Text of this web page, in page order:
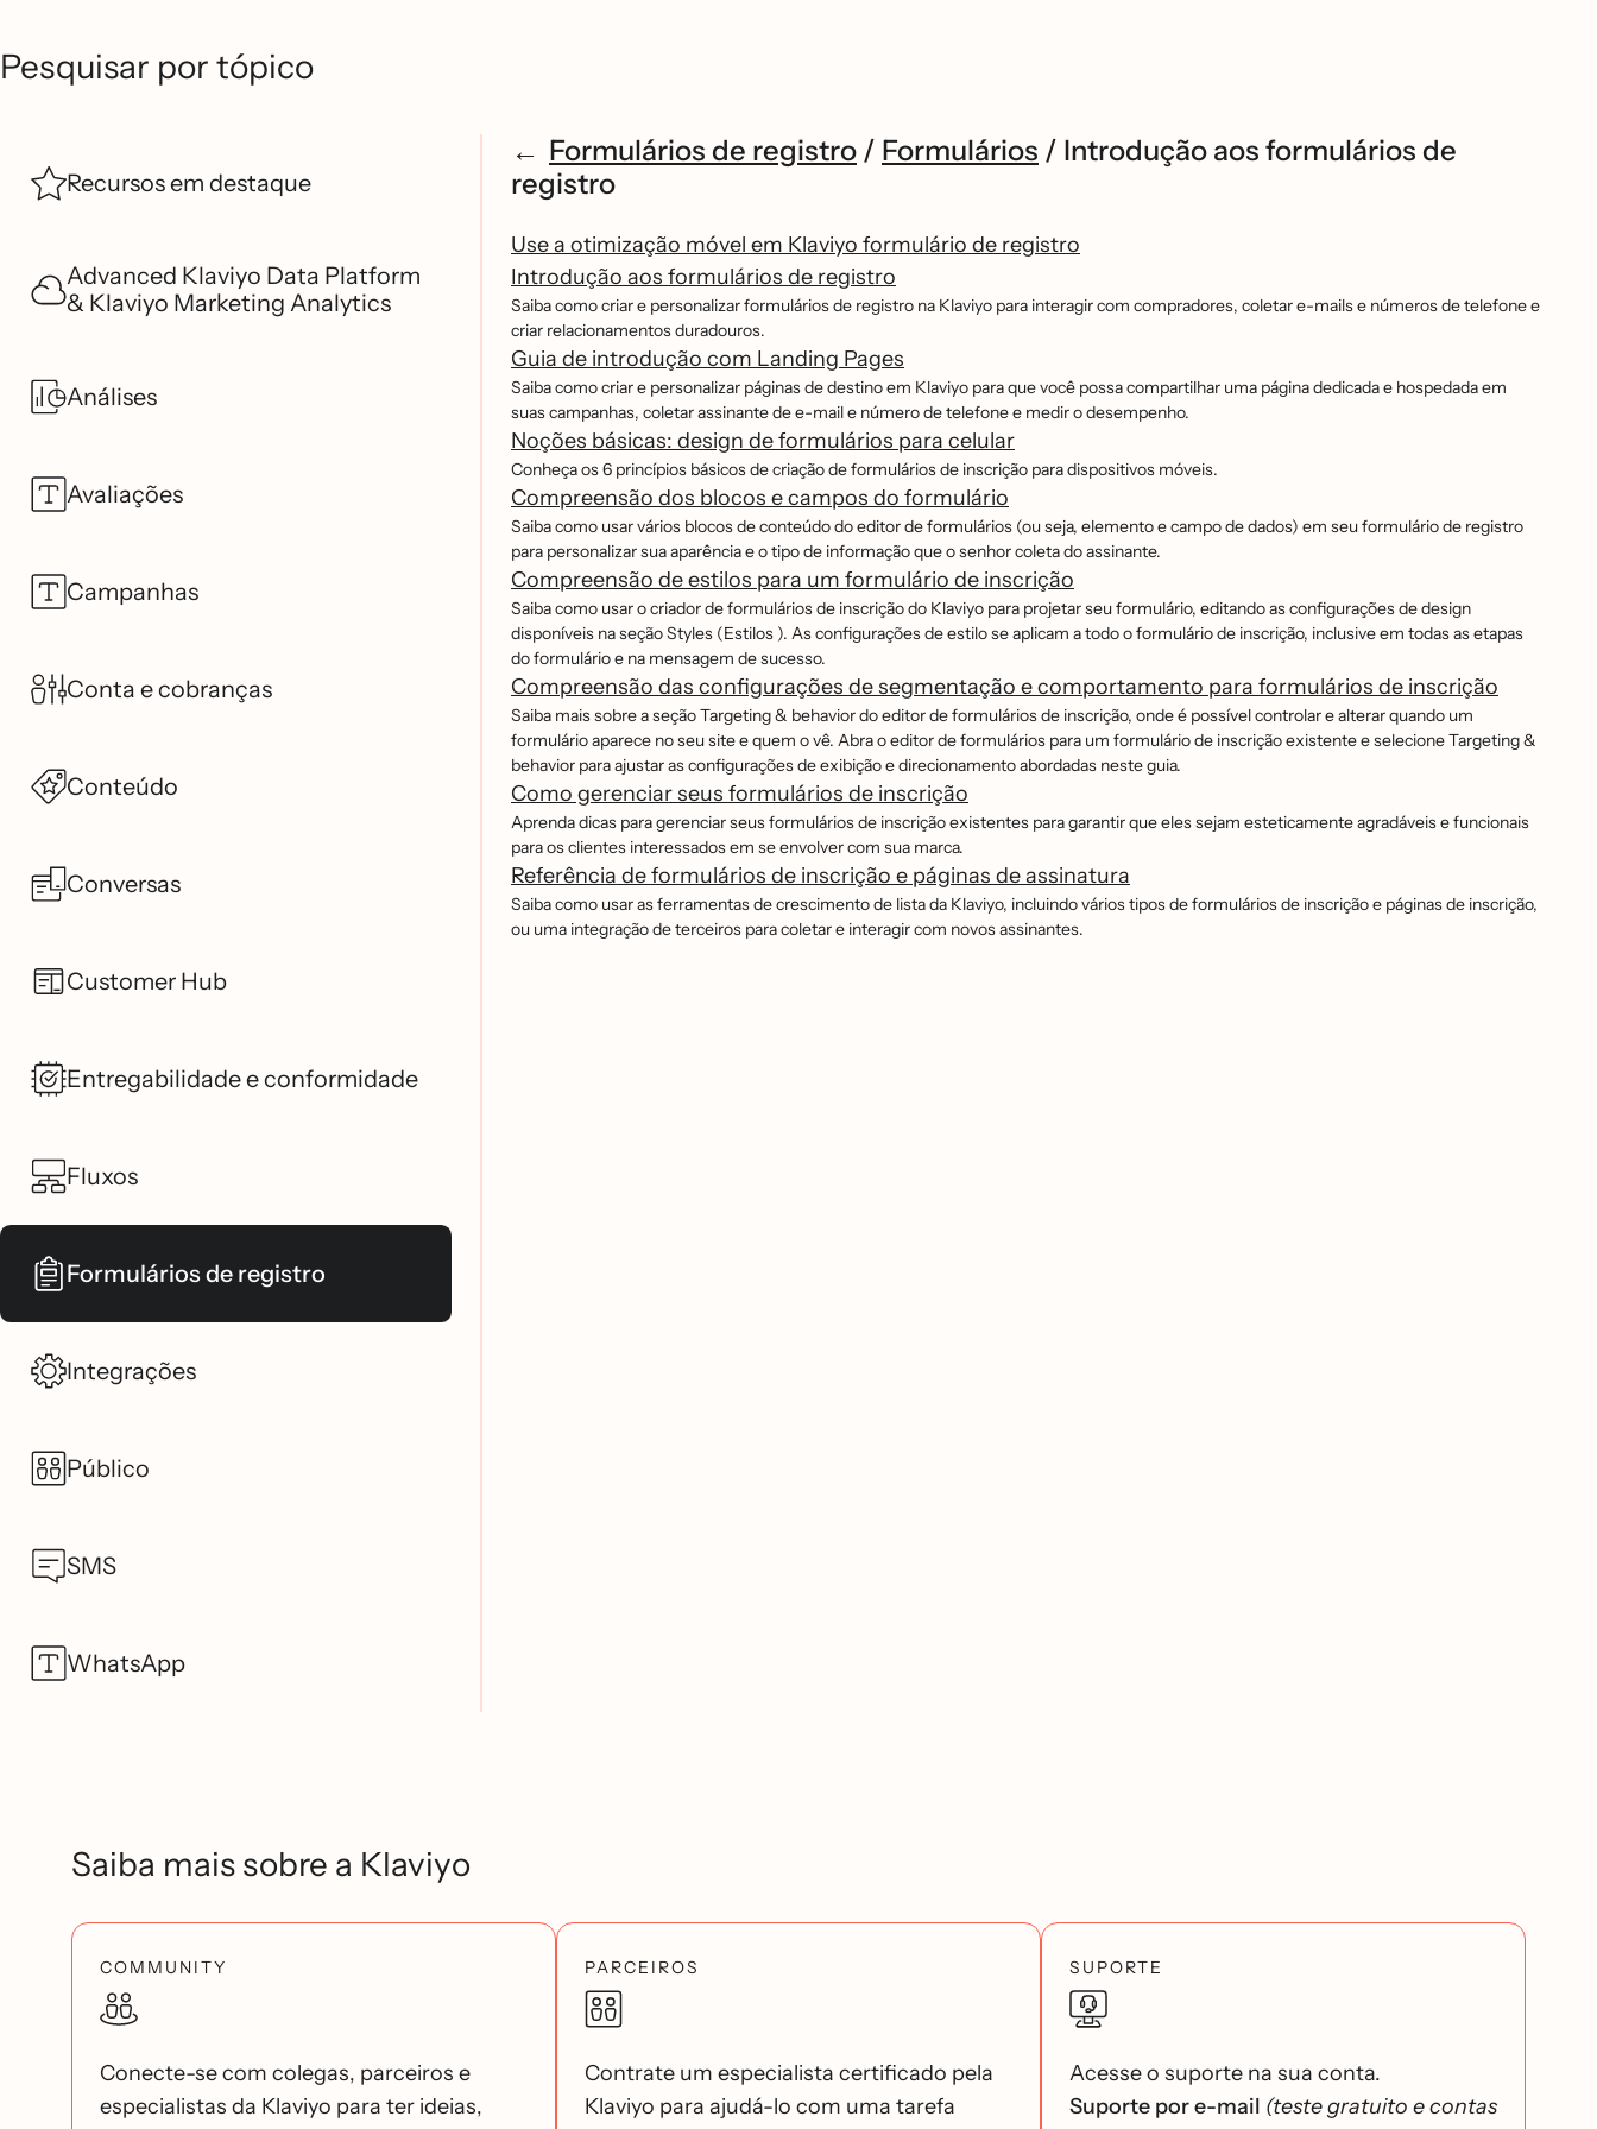
Pesquisar por tópico
Recursos em destaque
Advanced Klaviyo Data Platform
& Klaviyo Marketing Analytics
Análises
Avaliações
Campanhas
Conta e cobranças
Conteúdo
Conversas
Customer Hub
Entregabilidade e conformidade
Fluxos
Formulários de registro
Integrações
Público
SMS
WhatsApp
Formulários de registro / Formulários / Introdução aos formulários de
registro
Use a otimização móvel em Klaviyo formulário de registro
Introdução aos formulários de registro
Saiba como criar e personalizar formulários de registro na Klaviyo para interagir com compradores, coletar e-mails e números de telefone e
criar relacionamentos duradouros.
Guia de introdução com Landing Pages
Saiba como criar e personalizar páginas de destino em Klaviyo para que você possa compartilhar uma página dedicada e hospedada em
suas campanhas, coletar assinante de e-mail e número de telefone e medir o desempenho.
Noções básicas: design de formulários para celular
Conheça os 6 princípios básicos de criação de formulários de inscrição para dispositivos móveis.
Compreensão dos blocos e campos do formulário
Saiba como usar vários blocos de conteúdo do editor de formulários (ou seja, elemento e campo de dados) em seu formulário de registro
para personalizar sua aparência e o tipo de informação que o senhor coleta do assinante.
Compreensão de estilos para um formulário de inscrição
Saiba como usar o criador de formulários de inscrição do Klaviyo para projetar seu formulário, editando as configurações de design
disponíveis na seção Styles (Estilos ). As configurações de estilo se aplicam a todo o formulário de inscrição, inclusive em todas as etapas
do formulário e na mensagem de sucesso.
Compreensão das configurações de segmentação e comportamento para formulários de inscrição
Saiba mais sobre a seção Targeting & behavior do editor de formulários de inscrição, onde é possível controlar e alterar quando um
formulário aparece no seu site e quem o vê. Abra o editor de formulários para um formulário de inscrição existente e selecione Targeting &
behavior para ajustar as configurações de exibição e direcionamento abordadas neste guia.
Como gerenciar seus formulários de inscrição
Aprenda dicas para gerenciar seus formulários de inscrição existentes para garantir que eles sejam esteticamente agradáveis e funcionais
para os clientes interessados em se envolver com sua marca.
Referência de formulários de inscrição e páginas de assinatura
Saiba como usar as ferramentas de crescimento de lista da Klaviyo, incluindo vários tipos de formulários de inscrição e páginas de inscrição,
ou uma integração de terceiros para coletar e interagir com novos assinantes.
Saiba mais sobre a Klaviyo
COMMUNITY
Conecte-se com colegas, parceiros e
especialistas da Klaviyo para ter ideias,
PARCEIROS
Contrate um especialista certificado pela
Klaviyo para ajudá-lo com uma tarefa
SUPORTE
Acesse o suporte na sua conta.
Suporte por e-mail (teste gratuito e contas